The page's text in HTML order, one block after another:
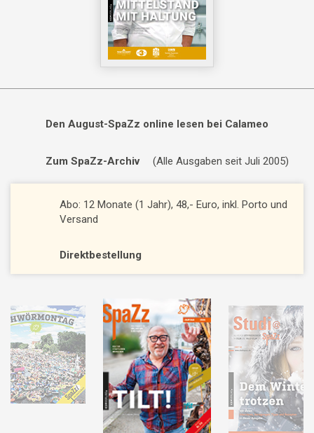
Den August-SpaZz online lesen bei Calameo
Zum SpaZz-Archiv (Alle Ausgaben seit Juli 2005)
Abo: 12 Monate (1 Jahr), 48,- Euro, inkl. Porto und
Versand
Direktbestellung